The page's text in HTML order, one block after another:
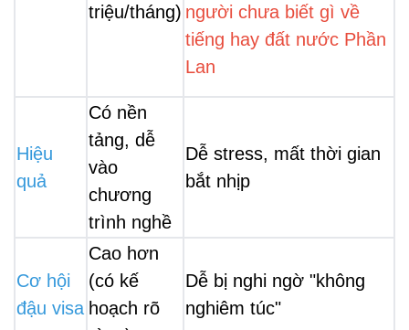
triệu/tháng) người chưa biết gì về
tiếng hay đất nước Phần
Lan
Hiệu
quả
Có nền
tảng, dễ
vào
chương
trình nghề
Dễ stress, mất thời gian
bắt nhịp
Cơ hội
đậu visa
Cao hơn
(có kế
hoạch rõ
Dễ bị nghi ngờ "không
nghiêm túc"